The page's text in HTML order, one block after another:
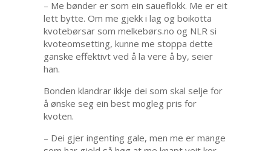
– Me bønder er som ein saueflokk. Me er eit
lett bytte. Om me gjekk i lag og boikotta
kvotebørsar som melkebørs.no og NLR si
kvoteomsetting, kunne me stoppa dette
ganske effektivt ved å la vere å by, seier
han.
Bonden klandrar ikkje dei som skal selje for
å ønske seg ein best mogleg pris for
kvoten.
– Dei gjer ingenting gale, men me er mange